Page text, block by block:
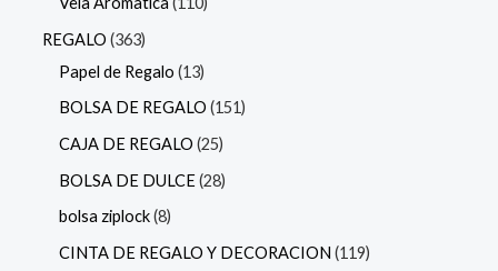
REGALO 363
Papel de Regalo 13
BOLSA DE REGALO 151
CAJA DE REGALO 25
BOLSA DE DULCE 28
bolsa ziplock 8
CINTA DE REGALO Y DECORACION 119